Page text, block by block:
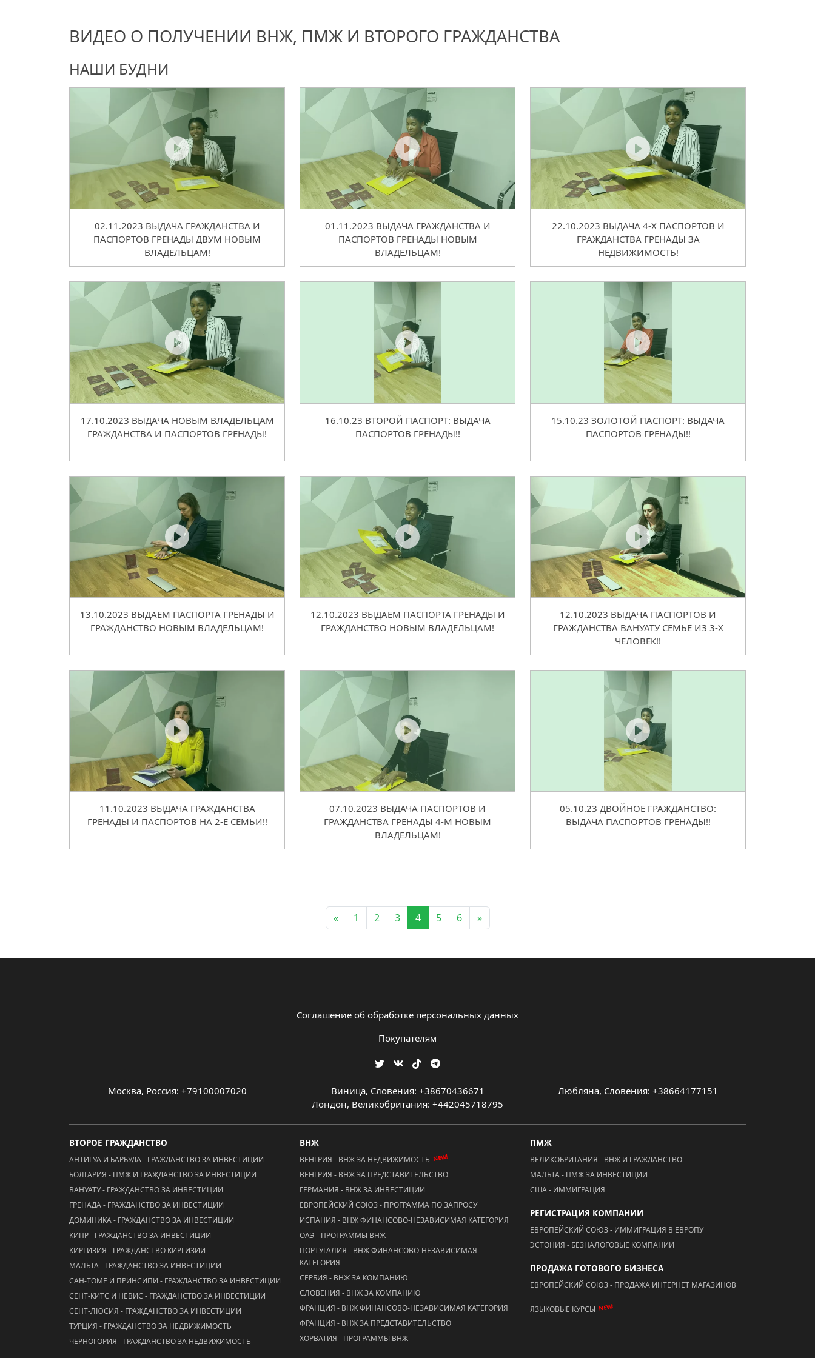
ВИДЕО О ПОЛУЧЕНИИ ВНЖ, ПМЖ И ВТОРОГО ГРАЖДАНСТВА
НАШИ БУДНИ
02.11.2023 ВЫДАЧА ГРАЖДАНСТВА И
ПАСПОРТОВ ГРЕНАДЫ ДВУМ НОВЫМ
ВЛАДЕЛЬЦАМ!
01.11.2023 ВЫДАЧА ГРАЖДАНСТВА И
ПАСПОРТОВ ГРЕНАДЫ НОВЫМ
ВЛАДЕЛЬЦАМ!
22.10.2023 ВЫДАЧА 4-Х ПАСПОРТОВ И
ГРАЖДАНСТВА ГРЕНАДЫ ЗА
НЕДВИЖИМОСТЬ!
17.10.2023 ВЫДАЧА НОВЫМ ВЛАДЕЛЬЦАМ
ГРАЖДАНСТВА И ПАСПОРТОВ ГРЕНАДЫ!
16.10.23 ВТОРОЙ ПАСПОРТ: ВЫДАЧА
ПАСПОРТОВ ГРЕНАДЫ!!
15.10.23 ЗОЛОТОЙ ПАСПОРТ: ВЫДАЧА
ПАСПОРТОВ ГРЕНАДЫ!!
13.10.2023 ВЫДАЕМ ПАСПОРТА ГРЕНАДЫ И
ГРАЖДАНСТВО НОВЫМ ВЛАДЕЛЬЦАМ!
12.10.2023 ВЫДАЕМ ПАСПОРТА ГРЕНАДЫ И
ГРАЖДАНСТВО НОВЫМ ВЛАДЕЛЬЦАМ!
12.10.2023 ВЫДАЧА ПАСПОРТОВ И
ГРАЖДАНСТВА ВАНУАТУ СЕМЬЕ ИЗ 3-Х
ЧЕЛОВЕК!!
11.10.2023 ВЫДАЧА ГРАЖДАНСТВА
ГРЕНАДЫ И ПАСПОРТОВ НА 2-Е СЕМЬИ!!
07.10.2023 ВЫДАЧА ПАСПОРТОВ И
ГРАЖДАНСТВА ГРЕНАДЫ 4-М НОВЫМ
ВЛАДЕЛЬЦАМ!
05.10.23 ДВОЙНОЕ ГРАЖДАНСТВО:
ВЫДАЧА ПАСПОРТОВ ГРЕНАДЫ!!
« 1 2 3 4 5 6 »
Соглашение об обработке персональных данных
Покупателям
Москва, Россия: +79100007020 Виница, Словения: +38670436671
Любляна, Словения: +38664177151
Лондон, Великобритания: +442045718795
ВТОРОЕ ГРАЖДАНСТВО
АНТИГУА И БАРБУДА - ГРАЖДАНСТВО ЗА ИНВЕСТИЦИИ
БОЛГАРИЯ - ПМЖ И ГРАЖДАНСТВО ЗА ИНВЕСТИЦИИ
ВАНУАТУ - ГРАЖДАНСТВО ЗА ИНВЕСТИЦИИ
ГРЕНАДА - ГРАЖДАНСТВО ЗА ИНВЕСТИЦИИ
ДОМИНИКА - ГРАЖДАНСТВО ЗА ИНВЕСТИЦИИ
КИПР - ГРАЖДАНСТВО ЗА ИНВЕСТИЦИИ
КИРГИЗИЯ - ГРАЖДАНСТВО КИРГИЗИИ
МАЛЬТА - ГРАЖДАНСТВО ЗА ИНВЕСТИЦИИ
САН-ТОМЕ И ПРИНСИПИ - ГРАЖДАНСТВО ЗА ИНВЕСТИЦИИ
СЕНТ-КИТС И НЕВИС - ГРАЖДАНСТВО ЗА ИНВЕСТИЦИИ
СЕНТ-ЛЮСИЯ - ГРАЖДАНСТВО ЗА ИНВЕСТИЦИИ
ТУРЦИЯ - ГРАЖДАНСТВО ЗА НЕДВИЖИМОСТЬ
ЧЕРНОГОРИЯ - ГРАЖДАНСТВО ЗА НЕДВИЖИМОСТЬ
ВНЖ
ВЕНГРИЯ - ВНЖ ЗА НЕДВИЖИМОСТЬ NEW!
ВЕНГРИЯ - ВНЖ ЗА ПРЕДСТАВИТЕЛЬСТВО
ГЕРМАНИЯ - ВНЖ ЗА ИНВЕСТИЦИИ
ЕВРОПЕЙСКИЙ СОЮЗ - ПРОГРАММА ПО ЗАПРОСУ
ИСПАНИЯ - ВНЖ ФИНАНСОВО-НЕЗАВИСИМАЯ КАТЕГОРИЯ
ОАЭ - ПРОГРАММЫ ВНЖ
ПОРТУГАЛИЯ - ВНЖ ФИНАНСОВО-НЕЗАВИСИМАЯ
КАТЕГОРИЯ
СЕРБИЯ - ВНЖ ЗА КОМПАНИЮ
СЛОВЕНИЯ - ВНЖ ЗА КОМПАНИЮ
ФРАНЦИЯ - ВНЖ ФИНАНСОВО-НЕЗАВИСИМАЯ КАТЕГОРИЯ
ФРАНЦИЯ - ВНЖ ЗА ПРЕДСТАВИТЕЛЬСТВО
ХОРВАТИЯ - ПРОГРАММЫ ВНЖ
ПМЖ
ВЕЛИКОБРИТАНИЯ - ВНЖ И ГРАЖДАНСТВО
МАЛЬТА - ПМЖ ЗА ИНВЕСТИЦИИ
США - ИММИГРАЦИЯ
РЕГИСТРАЦИЯ КОМПАНИИ
ЕВРОПЕЙСКИЙ СОЮЗ - ИММИГРАЦИЯ В ЕВРОПУ
ЭСТОНИЯ - БЕЗНАЛОГОВЫЕ КОМПАНИИ
ПРОДАЖА ГОТОВОГО БИЗНЕСА
ЕВРОПЕЙСКИЙ СОЮЗ - ПРОДАЖА ИНТЕРНЕТ МАГАЗИНОВ
ЯЗЫКОВЫЕ КУРСЫ NEW!